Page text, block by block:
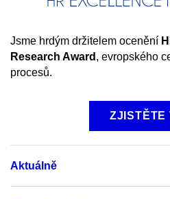
Jsme hrdým držitelem ocenění
Research Award , evropského
procesů.
ZJISTĚTE
Aktuálně